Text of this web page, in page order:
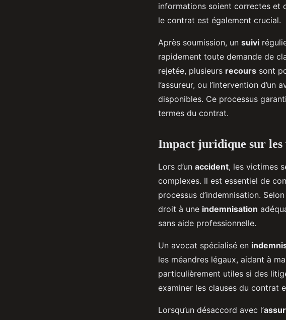
informations soient correctes et
le contrat est également crucial.
Après soumission, un suivi
rapidement toute demande de
rejetée, plusieurs recours sont
l’assureur, ou l’intervention
disponibles. Ce processus
termes du contrat.
Impact juridique sur les
Lors d’un accident, les victimes
complexes. Il est essentiel de
processus d’indemnisation.
droit à une indemnisation
sans aide professionnelle.
Un avocat spécialisé en
les méandres légaux, aidant à
particulièrement utiles si des
examiner les clauses du contrat
Lorsqu’un désaccord avec l’